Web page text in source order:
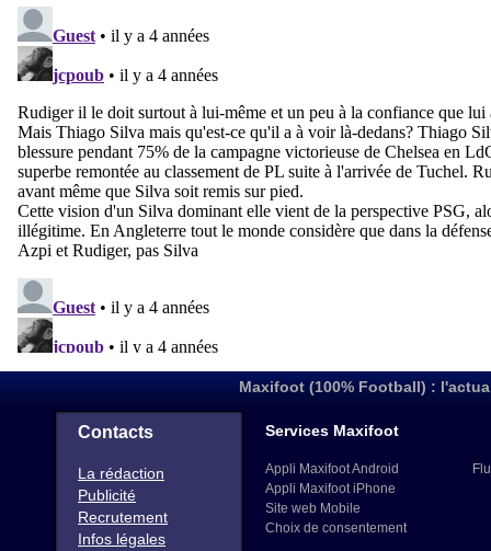
Maxifoot (100% Football) :
Contacts
La rédaction
Publicité
Recrutement
Infos légales
Services Maxifoot
Appli Maxifoot Android
Appli Maxifoot iPhone
Site web Mobile
Choix de consentement